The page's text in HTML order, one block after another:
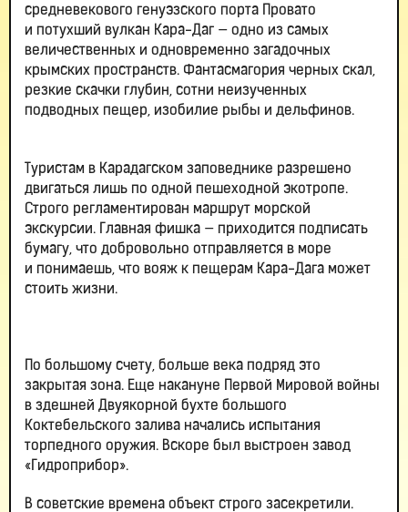
средневекового генуэзского порта Провато
и потухший вулкан Кара-Даг — одно из самых
величественных и одновременно загадочных
крымских пространств. Фантасмагория черных скал,
резкие скачки глубин, сотни неизученных
подводных пещер, изобилие рыбы и дельфинов.
Туристам в Карадагском заповеднике разрешено
двигаться лишь по одной пешеходной экотропе.
Строго регламентирован маршрут морской
экскурсии. Главная фишка — приходится подписать
бумагу, что добровольно отправляется в море
и понимаешь, что вояж к пещерам Кара-Дага может
стоить жизни.
По большому счету, больше века подряд это
закрытая зона. Еще накануне Первой Мировой войны
в здешней Двуякорной бухте большого
Коктебельского залива начались испытания
торпедного оружия. Вскоре был выстроен завод
«Гидроприбор».
В советские времена объект строго засекретили.